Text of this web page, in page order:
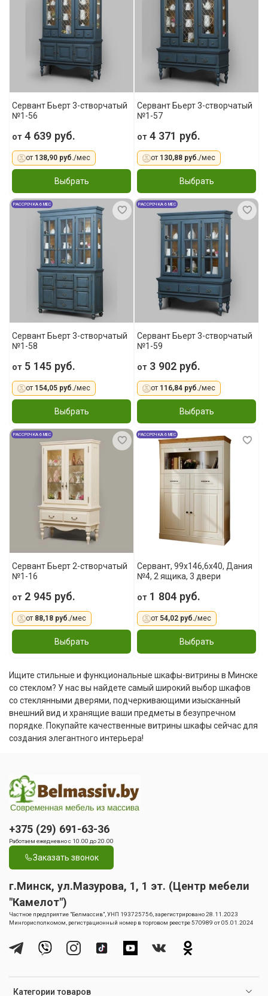
Сервант Бьерт 3-створчатый
№1-56
от4 639 руб.
от 138,90 руб./мес
Выбрать
Сервант Бьерт 3-створчатый
№1-57
от4 371 руб.
от 130,88 руб./мес
Выбрать
РАССРОЧКА 6 МЕС
Сервант Бьерт 3-створчатый
№1-58
от5 145 руб.
от 154,05 руб./мес
Выбрать
РАССРОЧКА 6 МЕС
Сервант Бьерт 3-створчатый
№1-59
от3 902 руб.
от 116,84 руб./мес
Выбрать
РАССРОЧКА 6 МЕС
Сервант Бьерт 2-створчатый
№1-16
от2 945 руб.
от 88,18 руб./мес
Выбрать
РАССРОЧКА 6 МЕС
Сервант, 99x146,6x40, Дания
№4, 2 ящика, 3 двери
от1 804 руб.
от 54,02 руб./мес
Выбрать
Ищите стильные и функциональные шкафы-витрины в Минске
со стеклом? У нас вы найдете самый широкий выбор шкафов
со стеклянными дверями, подчеркивающими изысканный
внешний вид и хранящие ваши предметы в безупречном
порядке. Покупайте качественные витрины шкафы сейчас для
создания элегантного интерьера!
Категории товаров
+375 (29) 691-63-36
Работаем ежедневно с 10.00 до 20.00
Заказать звонок
г.Минск, ул.Мазурова, 1, 1 эт. (Центр мебели
"Камелот")
Частное предприятие "Белмассив", УНП 193725756, зарегистрировано 28.11.2023
Мингорисполкомом, регистрационный номер в торговом реестре 570989 от 05.01.2024